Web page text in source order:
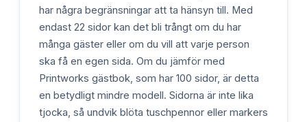
har några begränsningar att ta hänsyn till. Med
endast 22 sidor kan det bli trångt om du har
många gäster eller om du vill att varje person
ska få en egen sida. Om du jämför med
Printworks gästbok, som har 100 sidor, är detta
en betydligt mindre modell. Sidorna är inte lika
tjocka, så undvik blöta tuschpennor eller markers